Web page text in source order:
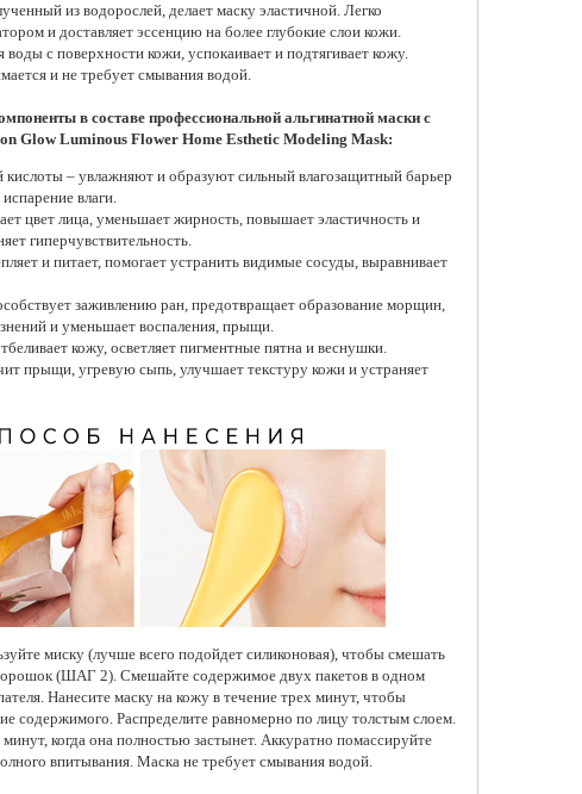
из водорослей, делает маску эластичной. Легко
и доставляет эссенцию на более глубокие слои кожи.
с поверхности кожи, успокаивает и подтягивает кожу.
и не требует смывания водой.
в составе профессиональной альгинатной маски с
Glow Luminous Flower Home Esthetic Modeling Mask:
кислоты – увлажняют и образуют сильный влагозащитный барьер
влаги.
цвет лица, уменьшает жирность, повышает эластичность и
гиперчувствительность.
и питает, помогает устранить видимые сосуды, выравнивает
заживлению ран, предотвращает образование морщин,
и уменьшает воспаления, прыщи.
кожу, осветляет пигментные пятна и веснушки.
прыщи, угревую сыпь, улучшает текстуру кожи и устраняет
миску (лучше всего подойдет силиконовая), чтобы смешать
(ШАГ 2). Смешайте содержимое двух пакетов в одном
Нанесите маску на кожу в течение трех минут, чтобы
содержимого. Распределите равномерно по лицу толстым слоем.
когда она полностью застынет. Аккуратно помассируйте
впитывания. Маска не требует смывания водой.